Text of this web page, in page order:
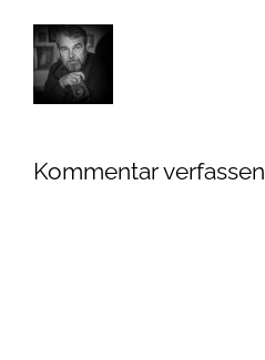
Kommentar verfassen